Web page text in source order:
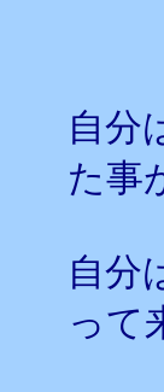
自分
た事
自分
って